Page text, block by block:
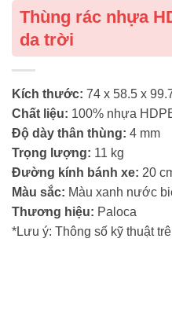
Thùng rác nhựa
da trời
Kích thước: 74 x 58.5 x
Chất liệu: 100% nhựa
Độ dày thân thùng: 4 mm
Trọng lượng: 11 kg
Đường kính bánh xe: 20
Màu sắc: Màu xanh nước
Thương hiệu: Paloca
*Lưu ý: Thông số kỹ thuật